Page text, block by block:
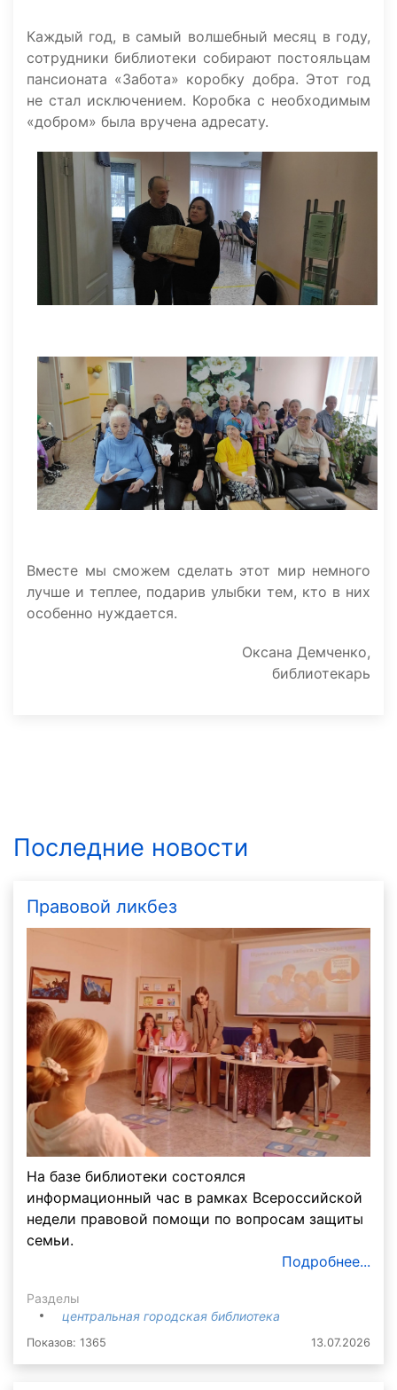
Каждый год, в самый волшебный месяц в году,
сотрудники библиотеки собирают постояльцам
пансионата «Забота» коробку добра. Этот год
не стал исключением. Коробка с необходимым
«добром» была вручена адресату.
Вместе мы сможем сделать этот мир немного
лучше и теплее, подарив улыбки тем, кто в них
особенно нуждается.
Оксана Демченко,
библиотекарь
Последние новости
Правовой ликбез
На базе библиотеки состоялся
информационный час в рамках Всероссийской
недели правовой помощи по вопросам защиты
семьи.
Подробнее...
Разделы
центральная городская библиотека
Показов: 1365 13.07.2026